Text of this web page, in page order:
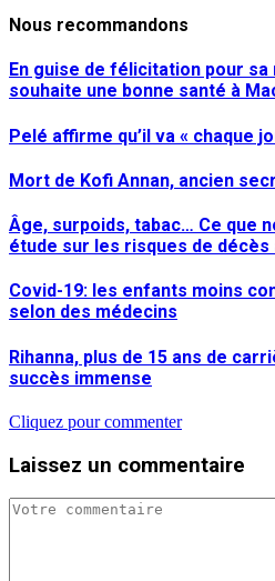
Nous recommandons
En guise de félicitation pour
souhaite une bonne santé à
Pelé affirme qu’il va « chaque
Mort de Kofi Annan, ancien
Âge, surpoids, tabac… Ce que
étude sur les risques de décès
Covid-19: les enfants moins
selon des médecins
Rihanna, plus de 15 ans de
succès immense
Cliquez pour commenter
Laissez un commentaire